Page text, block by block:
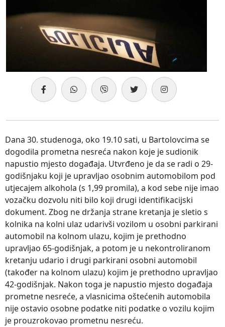
Dana 30. studenoga, oko 19.10 sati, u Bartolovcima se
dogodila prometna nesreća nakon koje je sudionik
napustio mjesto događaja. Utvrđeno je da se radi o 29-
godišnjaku koji je upravljao osobnim automobilom pod
utjecajem alkohola (s 1,99 promila), a kod sebe nije imao
vozačku dozvolu niti bilo koji drugi identifikacijski
dokument. Zbog ne držanja strane kretanja je sletio s
kolnika na kolni ulaz udarivši vozilom u osobni parkirani
automobil na kolnom ulazu, kojim je prethodno
upravljao 65-godišnjak, a potom je u nekontroliranom
kretanju udario i drugi parkirani osobni automobil
(također na kolnom ulazu) kojim je prethodno upravljao
42-godišnjak. Nakon toga je napustio mjesto događaja
prometne nesreće, a vlasnicima oštećenih automobila
nije ostavio osobne podatke niti podatke o vozilu kojim
je prouzrokovao prometnu nesreću.